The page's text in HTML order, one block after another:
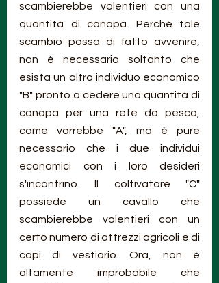
scambierebbe volentieri con una
quantità di canapa. Perché tale
scambio possa di fatto avvenire,
non è necessario soltanto che
esista un altro individuo economico
"B" pronto a cedere una quantità di
canapa per una rete da pesca,
come vorrebbe "A", ma è pure
necessario che i due individui
economici con i loro desideri
s'incontrino. Il coltivatore "C"
possiede un cavallo che
scambierebbe volentieri con un
certo numero di attrezzi agricoli e di
capi di vestiario. Ora, non è
altamente improbabile che